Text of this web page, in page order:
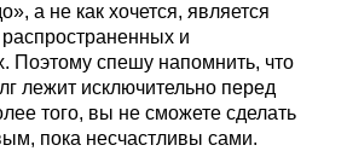
а не как хочется, является
и
Поэтому спешу напомнить, что
лежит исключительно перед
того, вы не сможете сделать
пока несчастливы сами.